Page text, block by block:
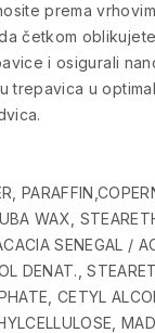
prema
četkom
i osigurali
trepavica u
WAX,
SENEGAL /
DENAT.,
CETYL